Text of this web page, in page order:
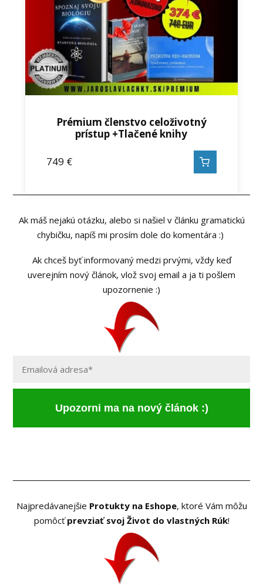
Prémium členstvo celoživotný
prístup +Tlačené knihy
749 €
Ak máš nejakú otázku, alebo si našiel v článku gramatickú
chybičku, napíš mi prosím dole do komentára :)
Ak chceš byť informovaný medzi prvými, vždy keď
uverejním nový článok, vlož svoj email a ja ti pošlem
upozornenie :)
Upozorni ma na nový článok :)
Najpredávanejšie Protukty na Eshope, ktoré Vám môžu
pomôcťprevziať svoj Život do vlastných Rúk!